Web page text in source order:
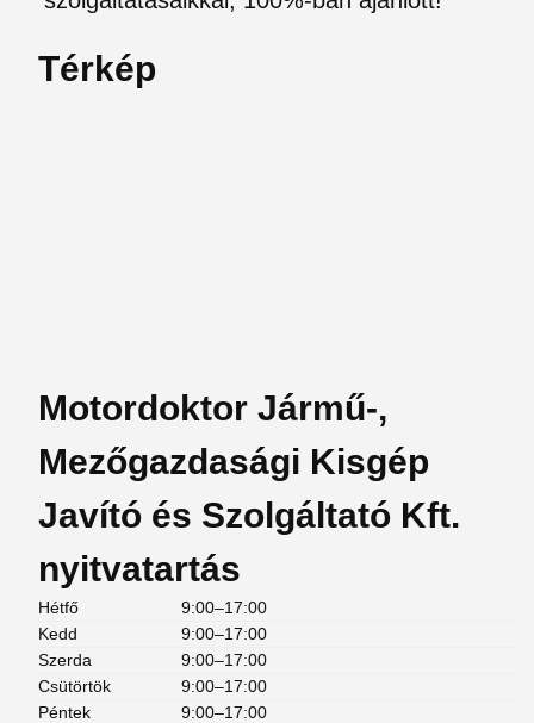
Térkép
Motordoktor Jármű-,
Mezőgazdasági Kisgép
Javító és Szolgáltató Kft.
nyitvatartás
Hétfő
9:00–17:00
Kedd
9:00–17:00
Szerda
9:00–17:00
Csütörtök
9:00–17:00
Péntek
9:00–17:00